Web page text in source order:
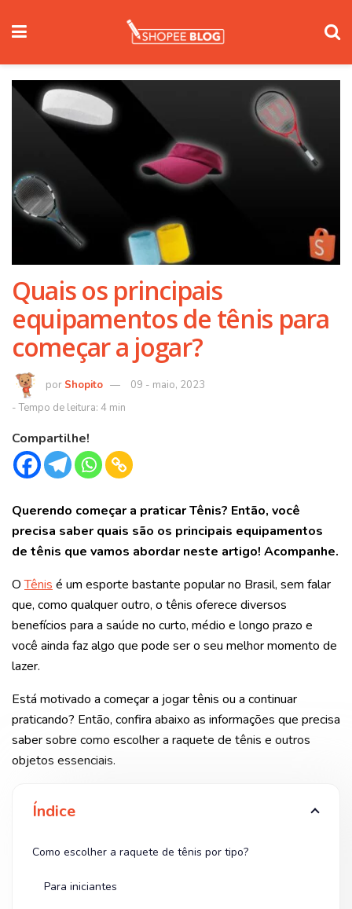
Quais os principais
equipamentos de tênis para
começar a jogar?
Shopito 09 - maio, 2023
Compartilhe!
Querendo começar a praticar Tênis? Então, você
precisa saber quais são os principais equipamentos
de tênis que vamos abordar neste artigo! Acompanhe.
OTênis é um esporte bastante popular no Brasil, sem falar
que, como qualquer outro, o tênis oferece diversos
benefícios para a saúde no curto, médio e longo prazo e
você ainda faz algo que pode ser o seu melhor momento de
lazer.
Está motivado a começar a jogar tênis ou a continuar
praticando? Então, confira abaixo as informações que precisa
saber sobre como escolher a raquete de tênis e outros
objetos essenciais.
Índice
Como escolher a raquete de tênis por tipo?
Para iniciantes